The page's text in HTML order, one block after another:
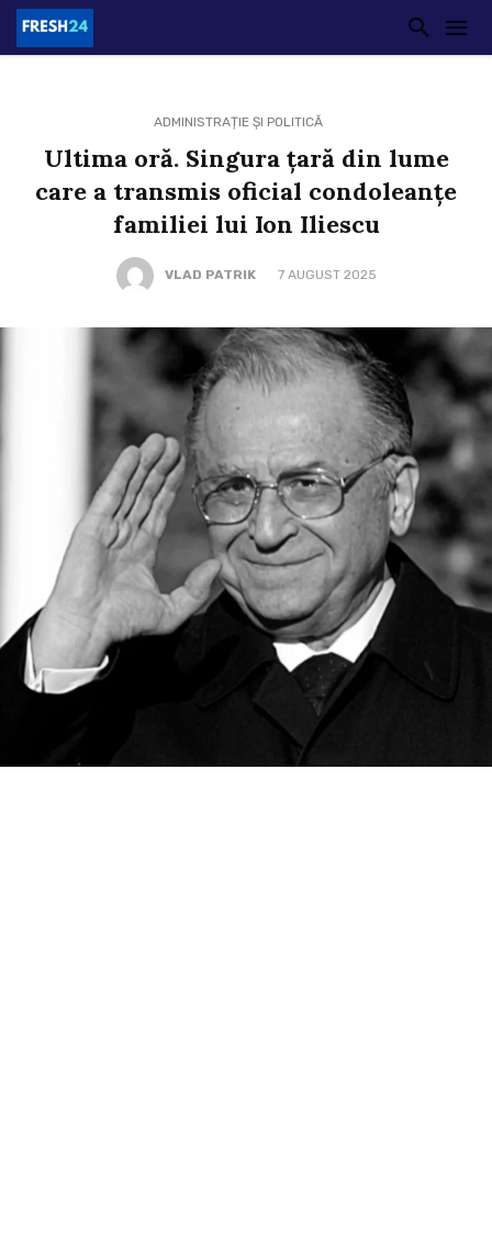
ADMINISTRAȚIE ȘI POLITICĂ
Ultima oră. Singura țară din lume
care a transmis oficial condoleanțe
familiei lui Ion Iliescu
VLAD PATRIK 7 AUGUST 2025